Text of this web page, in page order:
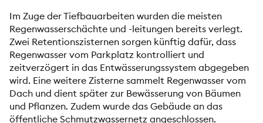
Im Zuge der Tiefbauarbeiten wurden die meisten
Regenwasserschächte und -leitungen bereits verlegt.
Zwei Retentionszisternen sorgen künftig dafür, dass
Regenwasser vom Parkplatz kontrolliert und
zeitverzögert in das Entwässerungssystem abgegeben
wird. Eine weitere Zisterne sammelt Regenwasser vom
Dach und dient später zur Bewässerung von Bäumen
und Pflanzen. Zudem wurde das Gebäude an das
öffentliche Schmutzwassernetz angeschlossen.